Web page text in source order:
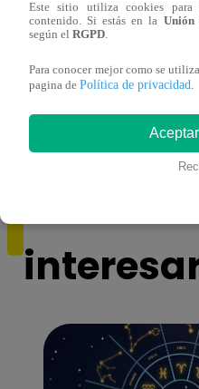
tras denunciar negligencia
Este sitio utiliza cookies para
contenido. Si estás en la Unión
según el RGPD.
Para conocer mejor como se
pagina de Política de privacidad.